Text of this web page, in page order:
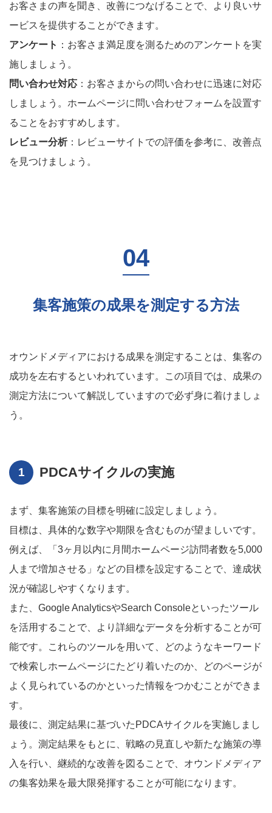
お客さまの声を聞き、改善につなげることで、より良いサ
ービスを提供することができます。
アンケート ：お客さま満足度を測るためのアンケートを実
施しましょう。
問い合わせ対応 ：お客さまからの問い合わせに迅速に対応
しましょう。ホームページに問い合わせフォームを設置す
ることをおすすめします。
レビュー分析：レビューサイトでの評価を参考に、改善点
を見つけましょう。
集客施策の成果を測定する方法
オウンドメディアにおける成果を測定することは、集客の
成功を左右するといわれています。この項目では、成果の
測定方法について解説していますので必ず身に着けましょ
う。
PDCAサイクルの実施
まず、集客施策の目標を明確に設定しましょう。
目標は、具体的な数字や期限を含むものが望ましいです。
例えば、「3ヶ月以内に月間ホームページ訪問者数を5,000
人まで増加させる」などの目標を設定することで、達成状
況が確認しやすくなります。
また、Google AnalyticsやSearch Consoleといったツール
を活用することで、より詳細なデータを分析することが可
能です。これらのツールを用いて、どのようなキーワード
で検索しホームページにたどり着いたのか、どのページが
よく見られているのかといった情報をつかむことができま
す。
最後に、測定結果に基づいたPDCAサイクルを実施しまし
ょう。測定結果をもとに、戦略の見直しや新たな施策の導
入を行い、継続的な改善を図ることで、オウンドメディア
の集客効果を最大限発揮することが可能になります。